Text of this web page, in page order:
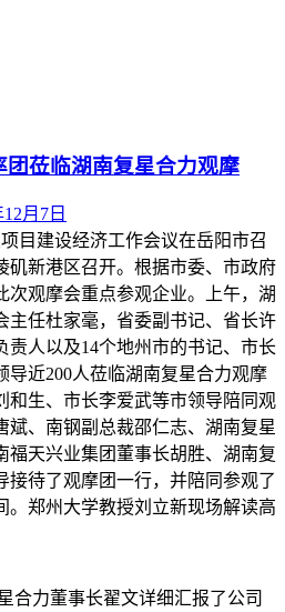
莅临湖南复星合力观摩
月7日
建设经济工作会议在岳阳市召
矶新港区召开。根据市委、市政府
次观摩会重点参观企业。上午，湖
主任杜家毫，省委副书记、省长许
责人以及14个地州市的书记、市长
导近200人莅临湖南复星合力观摩
和生、市长李爱武等市领导陪同观
斌、南钢副总裁邵仁志、湖南复星
福天兴业集团董事长胡胜、湖南复
接待了观摩团一行，并陪同参观了
。郑州大学教授刘立新现场解读高
力董事长翟文详细汇报了公司